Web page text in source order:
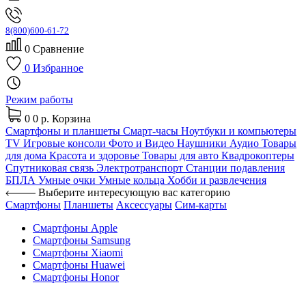
8(800)600-61-72
0 Сравнение
0 Избранное
Режим работы
0 0 р. Корзина
Смартфоны и планшеты Смарт-часы Ноутбуки и компьютеры
TV Игровые консоли Фото и Видео Наушники Аудио Товары
для дома Красота и здоровье Товары для авто Квадрокоптеры
Спутниковая связь Электротранспорт Станции подавления
БПЛА Умные очки Умные кольца Хобби и развлечения
Выберите интересующую вас категорию
Смартфоны Планшеты Аксессуары Сим-карты
Смартфоны Apple
Смартфоны Samsung
Смартфоны Xiaomi
Смартфоны Huawei
Смартфоны Honor